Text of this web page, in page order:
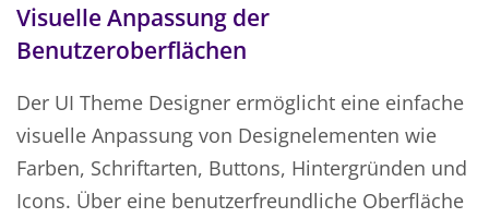
Visuelle Anpassung der
Benutzeroberflächen
Der UI Theme Designer ermöglicht eine einfache
visuelle Anpassung von Designelementen wie
Farben, Schriftarten, Buttons, Hintergründen und
Icons. Über eine benutzerfreundliche Oberfläche